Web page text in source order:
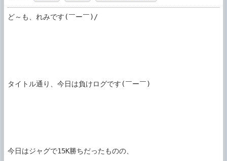
ど～も、れみです(￣ー￣)/
タイトル通り、今日は負けログです(￣ー￣)
今日はジャグで15K勝ちだったものの、